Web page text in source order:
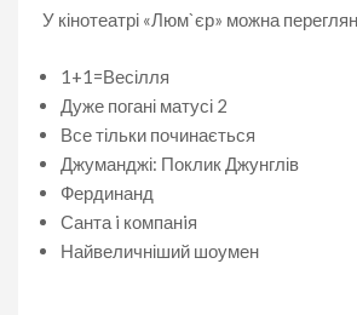
У кінотеатрі «Люм`єр» можна
1+1=Весілля
Дуже погані матусі 2
Все тільки починається
Джуманджі: Поклик Джунглів
Фердинанд
Санта i компанiя
Найвеличніший шоумен